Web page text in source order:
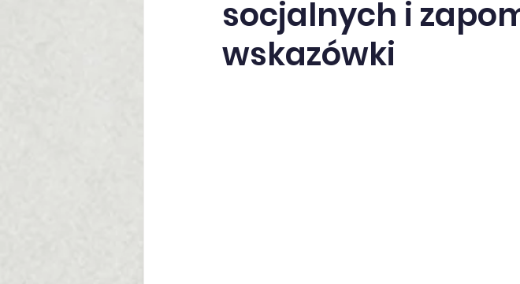
socjalnych i
wskazówki